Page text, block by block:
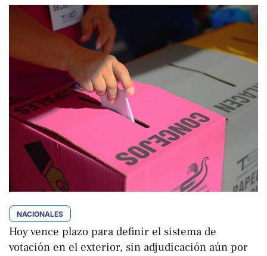
NACIONALES
Hoy vence plazo para definir el sistema de
votación en el exterior, sin adjudicación aún por